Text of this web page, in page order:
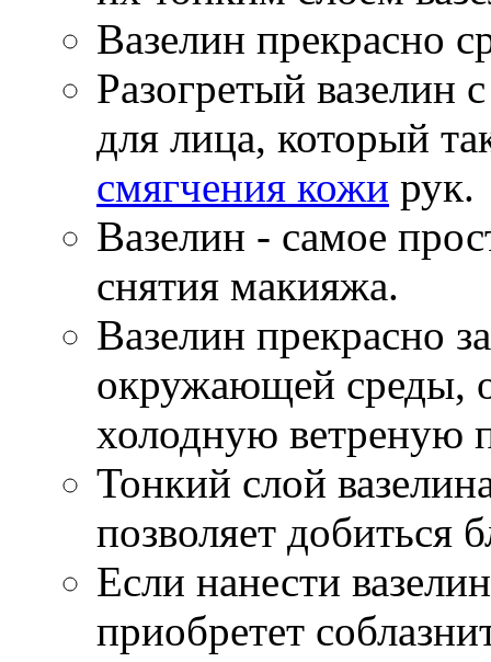
Вазелин прекрасно
Разогретый вазелин
для лица, который
смягчения кожи рук.
Вазелин - самое
снятия макияжа.
Вазелин прекрасно
окружающей среды,
холодную ветреную
Тонкий слой
позволяет добиться
Если нанести
приобретет